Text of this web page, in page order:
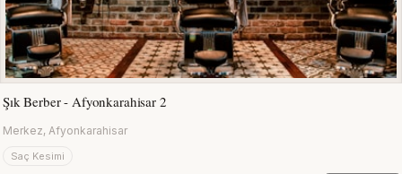
Şık Berber - Afyonkarahisar 2
Merkez, Afyonkarahisar
Saç Kesimi